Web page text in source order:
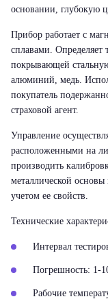
основании, глубокую
Прибор работает с
сплавами. Определяет
покрывающей
алюминий, медь.
покупатель
страховой агент.
Управление
расположенными на
производить
металлической
учетом ее свойств.
Технические
Интервал
Погрешность: 1-
Рабочие